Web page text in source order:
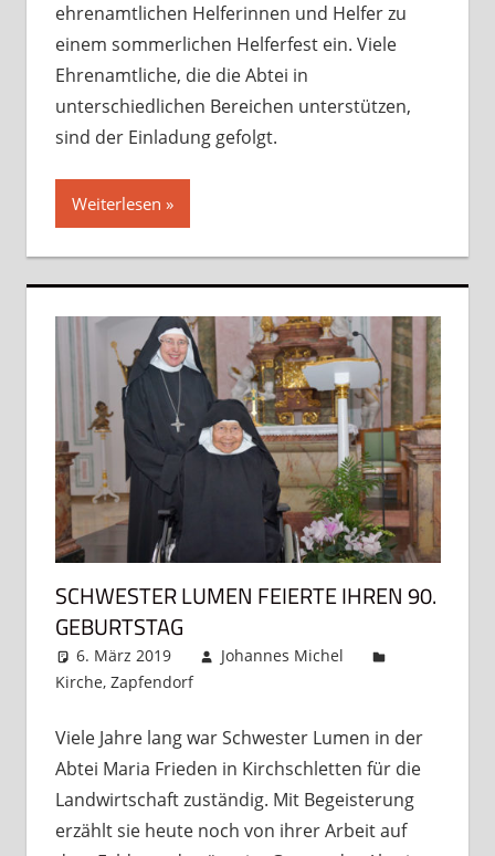
ehrenamtlichen Helferinnen und Helfer zu
einem sommerlichen Helferfest ein. Viele
Ehrenamtliche, die die Abtei in
unterschiedlichen Bereichen unterstützen,
sind der Einladung gefolgt.
Weiterlesen
SCHWESTER LUMEN FEIERTE IHREN 90.
GEBURTSTAG
6. März 2019
Johannes Michel
Kirche, Zapfendorf
Viele Jahre lang war Schwester Lumen in der
Abtei Maria Frieden in Kirchschletten für die
Landwirtschaft zuständig. Mit Begeisterung
erzählt sie heute noch von ihrer Arbeit auf